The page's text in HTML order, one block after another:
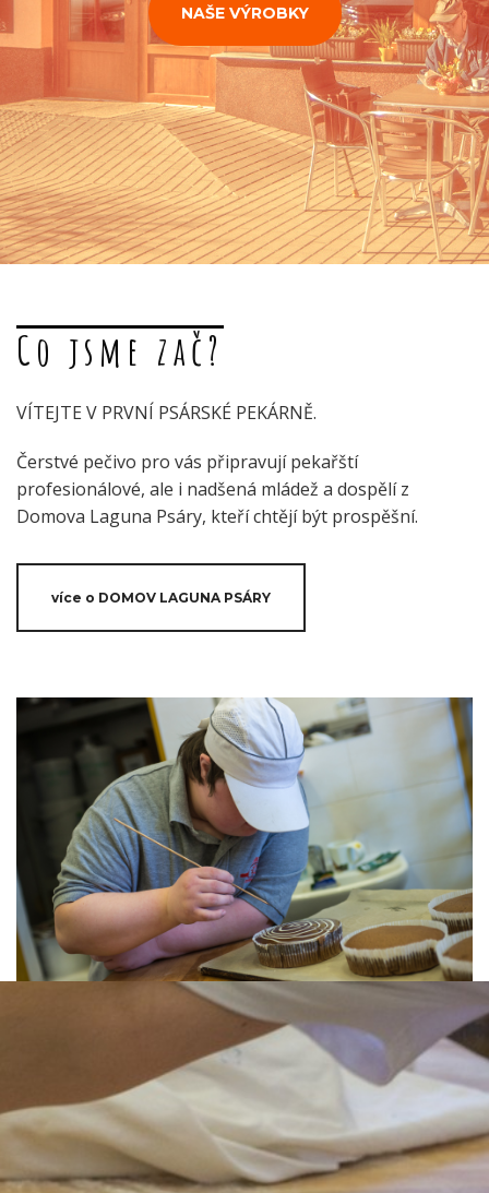
NAŠE VÝROBKY
Co jsme zač?
VÍTEJTE V PRVNÍ PSÁRSKÉ PEKÁRNĚ.
Čerstvé pečivo pro vás připravují pekařští
profesionálové, ale i nadšená mládež a dospělí z
Domova Laguna Psáry, kteří chtějí být prospěšní.
více o DOMOV LAGUNA PSÁRY